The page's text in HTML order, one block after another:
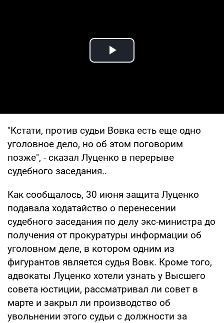
Play Video
"Кстати, против судьи Вовка есть еще одно
уголовное дело, но об этом поговорим
позже", - сказал Луценко в перерыве
судебного заседания..
Как сообщалось, 30 июня защита Луценко
подавала ходатайство о перенесении
судебного заседания по делу экс-министра до
получения от прокуратуры информации об
уголовном деле, в котором одним из
фигурантов является судья Вовк. Кроме того,
адвокаты Луценко хотели узнать у Высшего
совета юстиции, рассматривал ли совет в
марте и закрыл ли производство об
увольнении этого судьи с должности за